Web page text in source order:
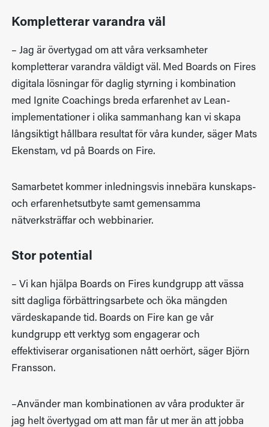
Kompletterar varandra väl
– Jag är övertygad om att våra verksamheter
kompletterar varandra väldigt väl. Med Boards on Fires
digitala lösningar för daglig styrning i kombination
med Ignite Coachings breda erfarenhet av Lean-
implementationer i olika sammanhang kan vi skapa
långsiktigt hållbara resultat för våra kunder, säger Mats
Ekenstam, vd på Boards on Fire.
Samarbetet kommer inledningsvis innebära kunskaps-
och erfarenhetsutbyte samt gemensamma
nätverksträffar och webbinarier.
Stor potential
– Vi kan hjälpa Boards on Fires kundgrupp att vässa
sitt dagliga förbättringsarbete och öka mängden
värdeskapande tid. Boards on Fire kan ge vår
kundgrupp ett verktyg som engagerar och
effektiviserar organisationen nått oerhört, säger Björn
Fransson.
–Använder man kombinationen av våra produkter är
jag helt övertygad om att man får ut mer än att jobba